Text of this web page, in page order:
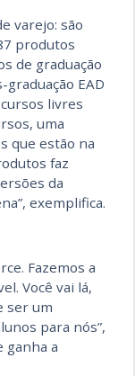
varejo: são
produtos
de graduação
EAD
livres
uma
que estão na
faz
da
exemplifica.
Fazemos a
Você vai lá,
ser um
para nós”,
ganha a